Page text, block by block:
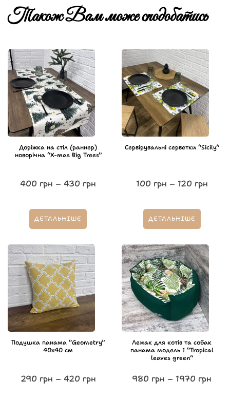
Також Вам може сподобатись
Доріжка на стіл (раннер)
новорічна “X-mas Big Trees”
400 грн – 430 грн
ДЕТАЛЬНІШЕ
Сервірувальні серветки “Sicily”
100 грн – 120 грн
ДЕТАЛЬНІШЕ
Подушка панама “Geometry”
40х40 см
290 грн – 420 грн
Лежак для котів та собак
панама модель 1 “Tropical
leaves green”
980 грн – 1970 грн